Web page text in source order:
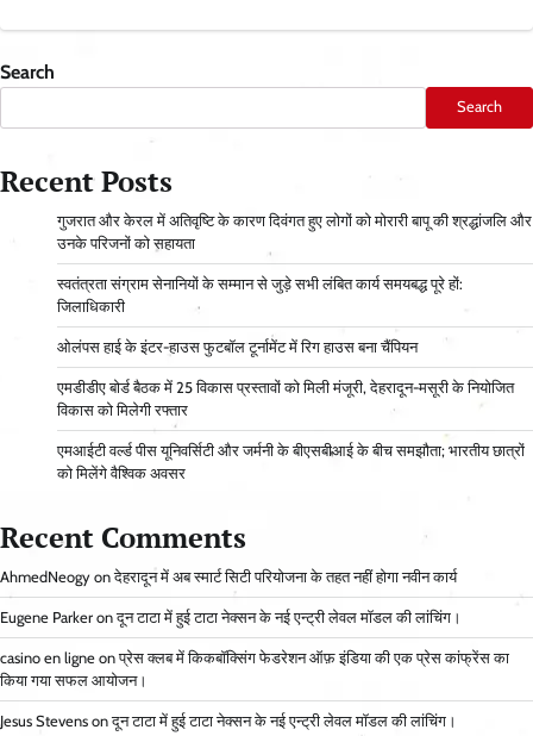
Search
Search
Recent Posts
गुजरात और केरल में अतिवृष्टि के कारण दिवंगत हुए लोगों को मोरारी बापू की श्रद्धांजलि और
उनके परिजनों को सहायता
स्वतंत्रता संग्राम सेनानियों के सम्मान से जुड़े सभी लंबित कार्य समयबद्ध पूरे हों:
जिलाधिकारी
ओलंपस हाई के इंटर-हाउस फुटबॉल टूर्नामेंट में रिग हाउस बना चैंपियन
एमडीडीए बोर्ड बैठक में 25 विकास प्रस्तावों को मिली मंजूरी, देहरादून-मसूरी के नियोजित
विकास को मिलेगी रफ्तार
एमआईटी वर्ल्ड पीस यूनिवर्सिटी और जर्मनी के बीएसबीआई के बीच समझौता; भारतीय छात्रों
को मिलेंगे वैश्विक अवसर
Recent Comments
AhmedNeogy onदेहरादून में अब स्मार्ट सिटी परियोजना के तहत नहीं होगा नवीन कार्य
Eugene Parker onदून टाटा में हुई टाटा नेक्सन के नई एन्ट्री लेवल मॉडल की लांचिंग।
casino en ligne onप्रेस क्लब में किकबॉक्सिंग फेडरेशन ऑफ़ इंडिया की एक प्रेस कांफ्रेंस का
किया गया सफल आयोजन।
Jesus Stevens onदून टाटा में हुई टाटा नेक्सन के नई एन्ट्री लेवल मॉडल की लांचिंग।